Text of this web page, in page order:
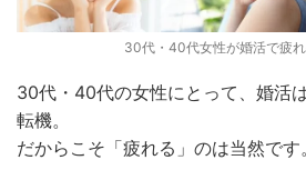
30代・40代女性が婚活で疲
30代・40代の女性にとって、婚活
転機。
だからこそ「疲れる」のは当然です。